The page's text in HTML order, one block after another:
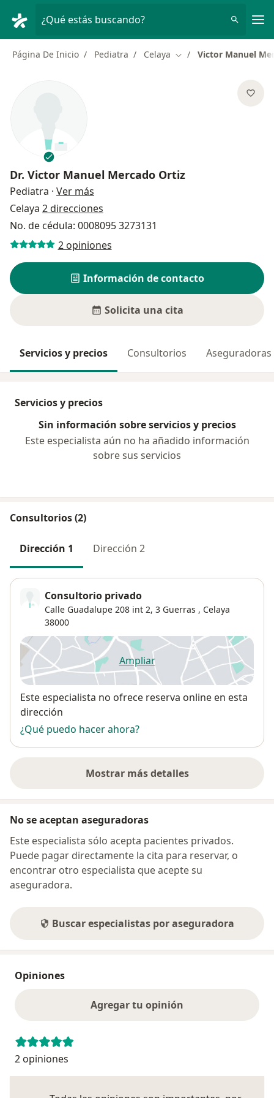
¿Qué estás buscando?
Página De Inicio Pediatra Celaya Cambiar de ciudad
Victor Manuel
Dr. Victor Manuel Mercado Ortiz
Pediatra · Ver más
Celaya 2 direcciones
No. de cédula: 0008095 3273131
2 opiniones
Información de contacto
Solicita una cita
Servicios y precios Consultorios Aseguradoras
Servicios y precios
Sin información sobre servicios y precios
Este especialista aún no ha añadido información
sobre sus servicios
Consultorios (2)
Dirección 1 Dirección 2
Consultorio privado
Calle Guadalupe 208 int 2, 3 Guerras , Celaya
38000
Ampliarse abre en una nueva
Disponibilidad
Este especialista no ofrece reserva online en esta
dirección
¿Qué puedo hacer ahora?
Mostrar más detalles
sobre la dirección
No se aceptan aseguradoras
Este especialista sólo acepta pacientes privados.
Puede pagar directamente la cita para reservar, o
encontrar otro especialista que acepte su
aseguradora.
Buscar especialistas por aseguradora
Opiniones
Agregar tu opinión
2 opiniones